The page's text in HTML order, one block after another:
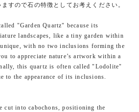
すので石の特徴としてお考えください。
"Garden Quartz" because its
landscapes, like a tiny garden within
with no two inclusions forming the
to appreciate nature’s artwork within a
this quartz is often called "Lodolite"
to the appearance of its inclusions.
cut into cabochons, positioning the